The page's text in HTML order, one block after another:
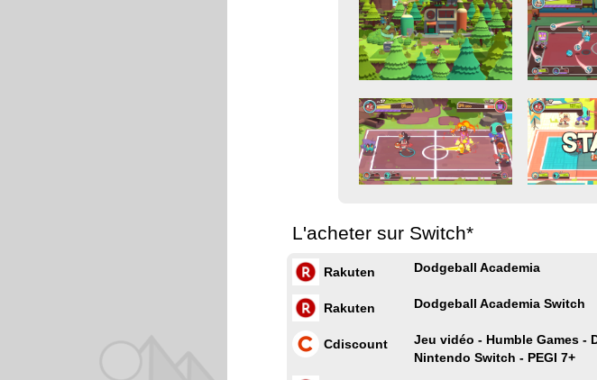
L'acheter sur Switch*
Rakuten Dodgeball Academia
Rakuten Dodgeball Academia Switch
Cdiscount
Jeu vidéo - Humble Games -
Nintendo Switch - PEGI 7+